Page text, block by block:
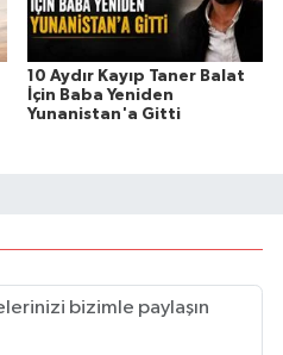
10 Aydır Kayıp Taner Balat
İçin Baba Yeniden
Yunanistan'a Gitti